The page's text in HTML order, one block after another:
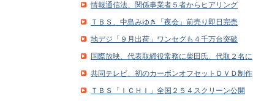
情報通信法、関係事業者５者からヒアリング
ＴＢＳ、中島みゆき「夜会」前売り即日完売
地デジ「９月出荷」ワンセグも４千万台突破
国際放映、代表取締役常務に柴田氏、代取２名に
共同テレビ、初のカーボンオフセットＤＶＤ制作
ＴＢＳ「ＩＣＨＩ」全国２５４スクリーン公開